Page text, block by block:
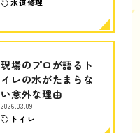
水道修理
現場のプロが語るト
イレの水がたまらな
い意外な理由
2026.03.09
トイレ